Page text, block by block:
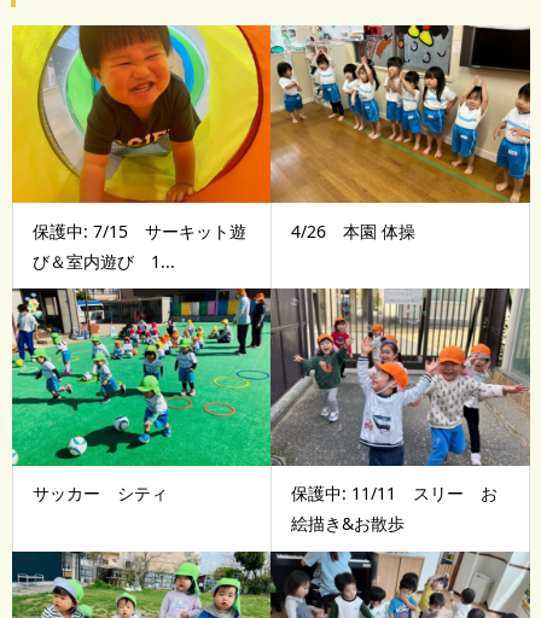
保護中: 7/15 サーキット遊
び＆室内遊び 1...
4/26 本園 体操
サッカー シティ
保護中: 11/11 スリー お
絵描き&お散歩